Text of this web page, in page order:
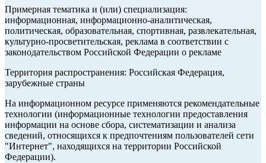
Примерная тематика и (или) специализация:
информационная, информационно-аналитическая,
политическая, образовательная, спортивная, развлекательная,
культурно-просветительская, реклама в соответствии с
законодательством Российской Федерации о рекламе
Территория распространения: Российская Федерация,
зарубежные страны
На информационном ресурсе применяются рекомендательные
технологии (информационные технологии предоставления
информации на основе сбора, систематизации и анализа
сведений, относящихся к предпочтениям пользователей сети
"Интернет", находящихся на территории Российской
Федерации).